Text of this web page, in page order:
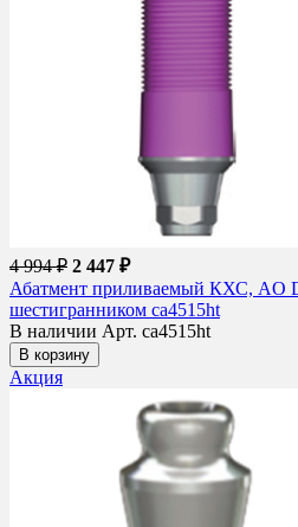
4 994 ₽ 2 447 ₽
Абатмент приливаемый КХС, AO
шестигранником ca4515ht
В наличии Арт. ca4515ht
В корзину
Акция